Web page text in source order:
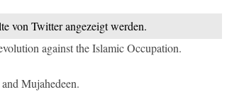
von Twitter angezeigt werden.
against the Islamic Occupation.
Mujahedeen.